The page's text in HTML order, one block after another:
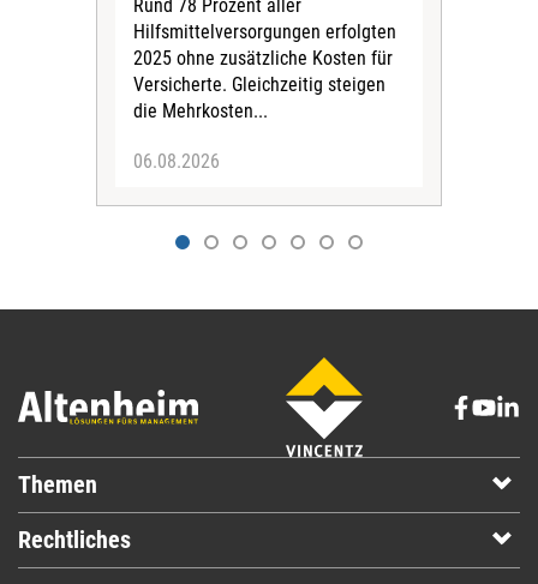
Rund 78 Prozent aller
Hilfsmittelversorgungen erfolgten
2025 ohne zusätzliche Kosten für
Versicherte. Gleichzeitig steigen
die Mehrkosten...
06.08.2026
Themen
Rechtliches